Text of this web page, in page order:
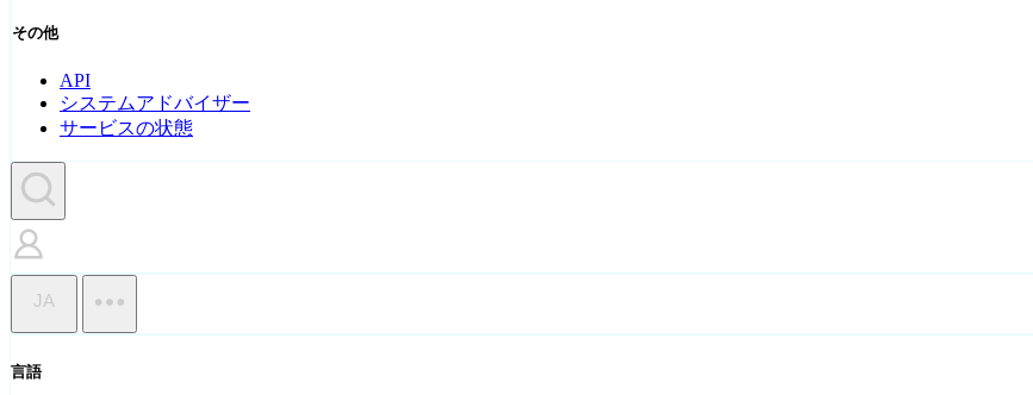
その他
API
システムアドバイザー
サービスの状態
JA
言語